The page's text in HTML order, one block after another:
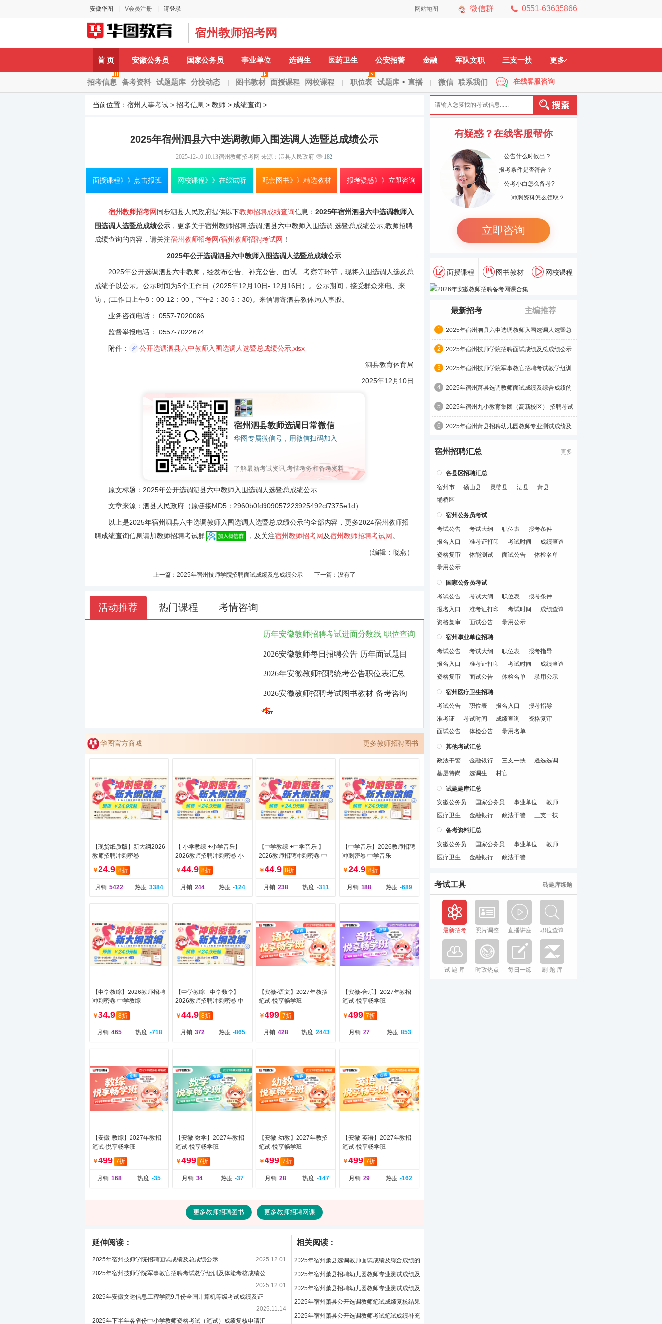
安徽华图 V会员注册 请登录 微信群 0551-63635866
网站地图
宿州教师招考网
A-H： 安徽省安庆市 蚌埠市 亳州市巢湖市 池州市滁州市阜阳市 合肥市 H-X： 淮北市淮南市 黄山市六安市马鞍山 铜陵市宿州市 芜湖市宣城市
首 页 安徽公务员 国家公务员 事业单位 选调生 医药卫生 公安招警 金融 军队文职 三支一扶 更多
招考信息 备考资料 试题题库 分校动态 | 图书教材 面授课程 网校课程 | 职位表 试题库 > 直播 | 微信 联系我们 在线客服咨询
当前位置： 宿州人事考试 > 招考信息 > 教师 > 成绩查询 >
2025年宿州泗县六中选调教师入围选调人选暨总成绩公示
2025-12-10 10:13宿州教师招考网 来源：泗县人民政府 182
面授课程》》点击报班 网校课程》》在线试听 配套图书》》精选教材 报考疑惑》》立即咨询
宿州教师招考网同步泗县人民政府提供以下教师招聘成绩查询信息： 2025年宿州泗县六中选调教师入
围选调人选暨总成绩公示 ，更多关于宿州教师招聘,选调,泗县六中教师入围选调,选暨总成绩公示,教师招聘
成绩查询的内容，请关注宿州教师招考网/宿州教师招聘考试网 ！
2025年公开选调泗县六中教师入围选调人选暨总成绩公示
2025年公开选调泗县六中教师，经发布公告、补充公告、面试、考察等环节，现将入围选调人选及总
成绩予以公示。公示时间为5个工作日（2025年12月10日- 12月16日）。公示期间，接受群众来电、来
访，(工作日上午8：00-12：00，下午2：30-5：30)。来信请寄泗县教体局人事股。
业务咨询电话： 0557-7020086
监督举报电话： 0557-7022674
附件： 公开选调泗县六中教师入围选调人选暨总成绩公示.xlsx
泗县教育体育局
2025年12月10日
宿州泗县教师选调日常微信
华图专属微信号，用微信扫码加入
了解最新考试资讯,考情考务和备考资料
原文标题：2025年公开选调泗县六中教师入围选调人选暨总成绩公示
文章来源：泗县人民政府（原链接MD5：2960b0fd909057223925492cf7375e1d）
以上是2025年宿州泗县六中选调教师入围选调人选暨总成绩公示的全部内容，更多2024宿州教师招
聘成绩查询信息请加教师招聘考试群
，及关注宿州教师招考网及宿州教师招聘考试网 。
（编辑：晓燕）
上一篇： 2025年宿州技师学院招聘面试成绩及总成绩公示 下一篇：没有了
活动推荐 热门课程 考情咨询
历年安徽教师招聘考试进面分数线 职位查询
2026安徽教师每日招聘公告 历年面试题目
2026年安徽教师招聘统考公告职位表汇总
2026安徽教师招聘考试图书教材 备考咨询
华图官方商城 更多教师招聘图书
【现货纸质版】新大纲2026
教师招聘冲刺密卷
￥24.9 8折
月销 5422 热度 3384
【 小学教综 +小学音乐】
2026教师招聘冲刺密卷 小
学教综 +小学音乐
￥44.9 8折
月销 244 热度 -124
【中学教综 +中学音乐 】
2026教师招聘冲刺密卷 中
学教综 +中学音乐
￥44.9 8折
月销 238 热度 -311
【中学音乐】2026教师招聘
冲刺密卷 中学音乐
￥24.9 8折
月销 188 热度 -689
【中学教综】2026教师招聘
冲刺密卷 中学教综
￥34.9 8折
月销 465 热度 -718
【中学教综 +中学数学】
2026教师招聘冲刺密卷 中
学教综 +中学数学 44.9元
￥44.9 8折
月销 372 热度 -865
【安徽-语文】2027年教招
笔试·悦享畅学班
￥499 7折
月销 428 热度 2443
【安徽-音乐】2027年教招
笔试·悦享畅学班
￥499 7折
月销 27 热度 853
【安徽-教综】2027年教招
笔试·悦享畅学班
￥499 7折
月销 168 热度 -35
【安徽-数学】2027年教招
笔试·悦享畅学班
￥499 7折
月销 34 热度 -37
【安徽-幼教】2027年教招
笔试·悦享畅学班
￥499 7折
月销 28 热度 -147
【安徽-英语】2027年教招
笔试·悦享畅学班
￥499 7折
月销 29 热度 -162
更多教师招聘图书 更多教师招聘网课
延伸阅读：
2025年宿州技师学院招聘面试成绩及总成绩公示
2025.12.01
2025年宿州技师学院军事教官招聘考试教学组训及体能考核成绩公
2025.12.01
2025年安徽文达信息工程学院9月份全国计算机等级考试成绩及证
2025.11.14
2025年下半年各省份中小学教师资格考试（笔试）成绩复核申请汇
相关阅读：
2025年宿州萧县选调教师面试成绩及综合成绩的
公告
2025年宿州萧县招聘幼儿园教师专业测试成绩及
考试总成绩（第一
2025年宿州萧县招聘幼儿园教师专业测试成绩及
总成绩（第二批）
2025年宿州萧县公开选调教师笔试成绩复核结果
通知
2025年宿州萧县公开选调教师考试笔试成绩补充
有疑惑？在线客服帮你
公告什么时候出？
报考条件是否符合？
公考小白怎么备考?
冲刺资料怎么领取？
立即咨询
面授课程 图书教材 网校课程
最新招考 主编推荐
1
2025年宿州泗县六中选调教师入围选调人选暨总
成绩公示
2
2025年宿州技师学院招聘面试成绩及总成绩公示
3
2025年宿州技师学院军事教官招聘考试教学组训
及体能考核成绩
4
2025年宿州萧县选调教师面试成绩及综合成绩的
公告
5
2025年宿州九小教育集团（高新校区） 招聘考试
成绩及资格复
6
2025年宿州萧县招聘幼儿园教师专业测试成绩及
宿州招聘汇总 更多
各县区招聘汇总
宿州市
砀山县 灵璧县 泗县
萧县
埇桥区
宿州公务员考试
考试公告
考试大纲 职位表
报考条件
报名入口
准考证打印 考试时间
成绩查询
资格复审
体能测试 面试公告
体检名单
录用公示
国家公务员考试
考试公告
考试大纲 职位表
报考条件
报名入口
准考证打印 考试时间
成绩查询
资格复审
面试公告 录用公示
宿州事业单位招聘
考试公告
考试大纲 职位表
报考指导
报名入口
准考证打印 考试时间
成绩查询
资格复审
面试公告 体检名单 录用公示
宿州医疗卫生招聘
考试公告
职位表 报名入口
报考指导
准考证
考试时间 成绩查询
资格复审
面试公告
体检公告 录用名单
其他考试汇总
政法干警
金融银行 三支一扶
遴选选调
基层特岗
选调生 村官
试题题库汇总
安徽公务员
国家公务员 事业单位
教师
医疗卫生
金融银行 政法干警 三支一扶
备考资料汇总
安徽公务员
国家公务员 事业单位
教师
医疗卫生
金融银行 政法干警
考试工具 砖题库练题
最新招考 照片调整 直播讲座 职位查询
试 题 库 时政热点 每日一练 刷 题 库